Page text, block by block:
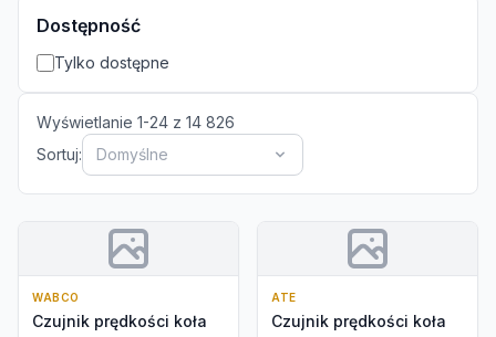
Dostępność
Tylko dostępne
Wyświetlanie 1-24 z 14 826
Sortuj:
Domyślne
WABCO
Czujnik prędkości koła
ATE
Czujnik prędkości koła